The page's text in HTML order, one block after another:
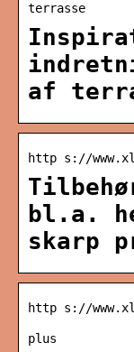
terrasse
af
http s://
bl.a.
skarp
http s://
plus